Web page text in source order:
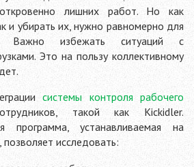
лишних работ. Но как
и убирать их, нужно равномерно для
Важно избежать ситуаций с
Это на пользу коллективному
системы контроля рабочего
такой как Kickidler.
программа, устанавливаемая на
исследовать: